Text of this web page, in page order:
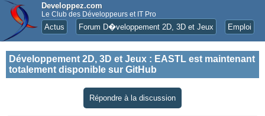
Developpez.com
Le Club des Développeurs et IT Pro
Actus Forum D�veloppement 2D, 3D et Jeux Emploi
Développement 2D, 3D et Jeux : EASTL est maintenant
totalement disponible sur GitHub
Répondre à la discussion